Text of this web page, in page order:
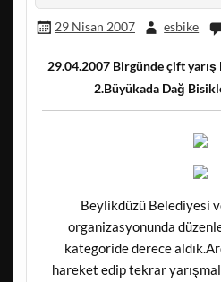
29 Nisan 2007 esbike
29.04.2007 Birgünde çift yarış
2.Büyükada Dağ
Beylikdüzü Belediyesi
organizasyonunda
kategoride derece
hareket edip tekrar